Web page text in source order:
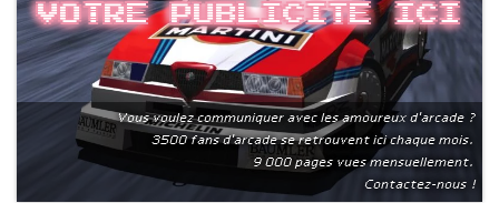
Votre publicite ici
Vous voulez communiquer avec les amoureux d'arcade ?
3500 fans d'arcade se retrouvent ici chaque mois.
9 000 pages vues mensuellement.
Contactez-nous !